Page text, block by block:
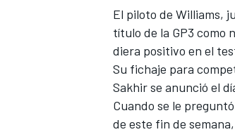
El piloto de Williams,
título de la GP3 como
diera positivo en el
Su fichaje para
Sakhir se anunció el
Cuando se le
de este fin de semana,